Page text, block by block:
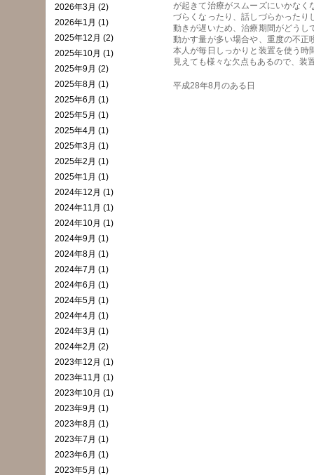
が起きて治療がスムーズにいかな
づらくなったり、話しづらかった
動きが遅いため、治療期間がどう
動かす量が多い場合や、重度の不
本人が毎日しっかりと装置を使う
見えても様々な欠点もあるので、
平成28年8月のある日
2026年3月 (2)
2026年1月 (1)
2025年12月 (2)
2025年10月 (1)
2025年9月 (2)
2025年8月 (1)
2025年6月 (1)
2025年5月 (1)
2025年4月 (1)
2025年3月 (1)
2025年2月 (1)
2025年1月 (1)
2024年12月 (1)
2024年11月 (1)
2024年10月 (1)
2024年9月 (1)
2024年8月 (1)
2024年7月 (1)
2024年6月 (1)
2024年5月 (1)
2024年4月 (1)
2024年3月 (1)
2024年2月 (2)
2023年12月 (1)
2023年11月 (1)
2023年10月 (1)
2023年9月 (1)
2023年8月 (1)
2023年7月 (1)
2023年6月 (1)
2023年5月 (1)